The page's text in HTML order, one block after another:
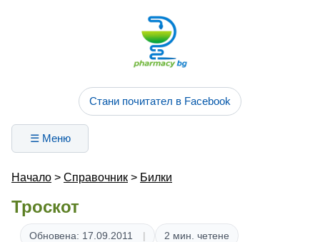
Стани почитател в Facebook
☰ Меню
Начало > Справочник > Билки
Троскот
Обновена: 17.09.2011 2 мин. четене